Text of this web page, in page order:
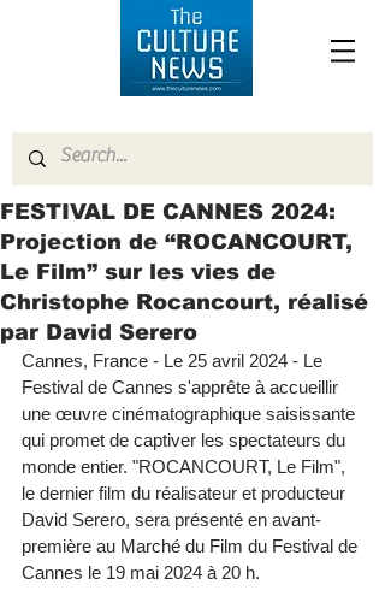
FESTIVAL DE CANNES 2024:
Projection de “ROCANCOURT,
Le Film” sur les vies de
Christophe Rocancourt, réalisé
par David Serero
Cannes, France - Le 25 avril 2024 - Le
Festival de Cannes s'apprête à accueillir
une œuvre cinématographique saisissante
qui promet de captiver les spectateurs du
monde entier. "ROCANCOURT, Le Film",
le dernier film du réalisateur et producteur
David Serero, sera présenté en avant-
première au Marché du Film du Festival de
Cannes le 19 mai 2024 à 20 h.